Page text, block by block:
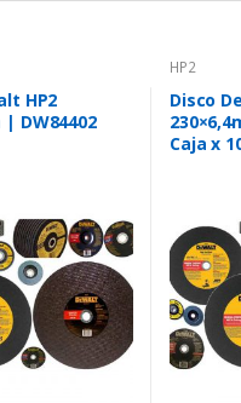
HP2
| DW84402
HP2
Disco
Caja x